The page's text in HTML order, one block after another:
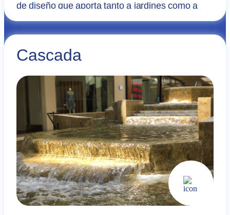
de diseño que aporta tanto a jardines como a
espacios interiores.
Cascada